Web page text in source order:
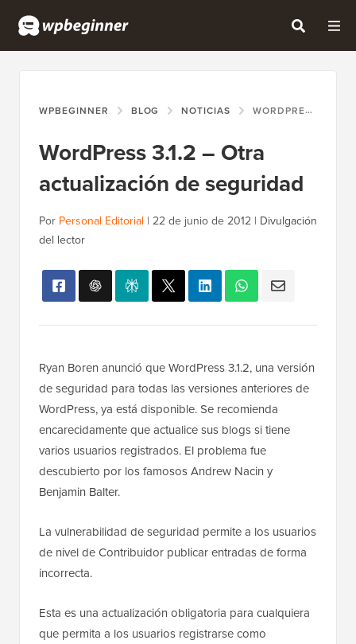
WPBEGINNER BLOG NOTICIAS WORDPRESS 3.1.2 – OTRA ACTUALIZACIÓN DE SEGURIDAD
WordPress 3.1.2 – Otra
actualización de seguridad
Por Personal Editorial | 22 de junio de 2012 | Divulgación
del lector
Ryan Boren anunció que WordPress 3.1.2, una versión
de seguridad para todas las versiones anteriores de
WordPress, ya está disponible. Se recomienda
encarecidamente que actualice sus blogs si tiene
varios usuarios registrados. El problema fue
descubierto por los famosos Andrew Nacin y
Benjamin Balter.
La vulnerabilidad de seguridad permite a los usuarios
de nivel de Contribuidor publicar entradas de forma
incorrecta.
Esta es una actualización obligatoria para cualquiera
que permita a los usuarios registrarse como